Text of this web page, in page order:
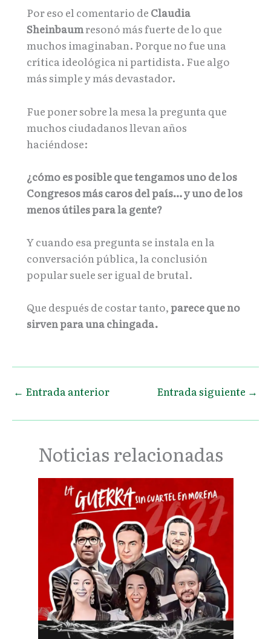
Por eso el comentario de Claudia
Sheinbaumresonó más fuerte de lo que
muchos imaginaban. Porque no fue una
crítica ideológica ni partidista. Fue algo
más simple y más devastador.
Fue poner sobre la mesa la pregunta que
muchos ciudadanos llevan años
haciéndose:
¿cómo es posible que tengamos uno de los
Congresos más caros del país… y uno de los
menos útiles para la gente?
Y cuando esa pregunta se instala en la
conversación pública, la conclusión
popular suele ser igual de brutal.
Que después de costar tanto,parece que no
sirven para una chingada.
← Entrada anterior Entrada siguiente →
Noticias relacionadas